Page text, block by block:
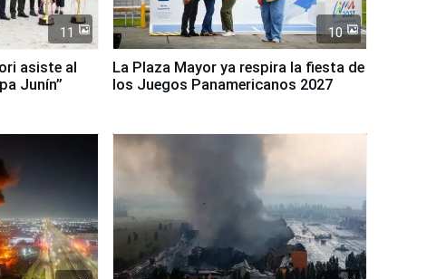
11
asiste al
Junín”
10
La Plaza Mayor ya respira la fiesta de
los Juegos Panamericanos 2027